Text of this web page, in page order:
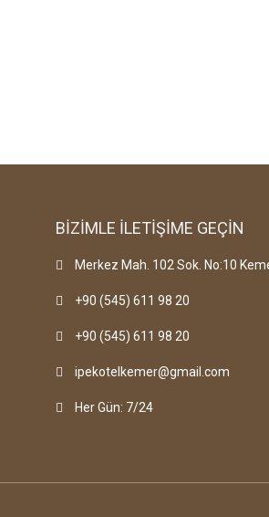
BİZİMLE İLETİŞİME GEÇİN
Merkez Mah. 102 Sok. No:10
+90 (545) 611 98 20
+90 (545) 611 98 20
ipekotelkemer@gmail.com
Her Gün: 7/24